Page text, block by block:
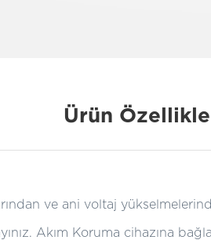
Ürün
ve ani voltaj
Akım Koruma cihazına